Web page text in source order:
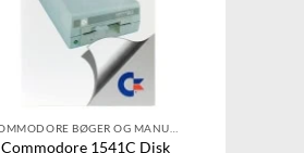
Commodore 1541C Disk